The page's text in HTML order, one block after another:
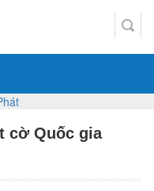
cờ Quốc gia